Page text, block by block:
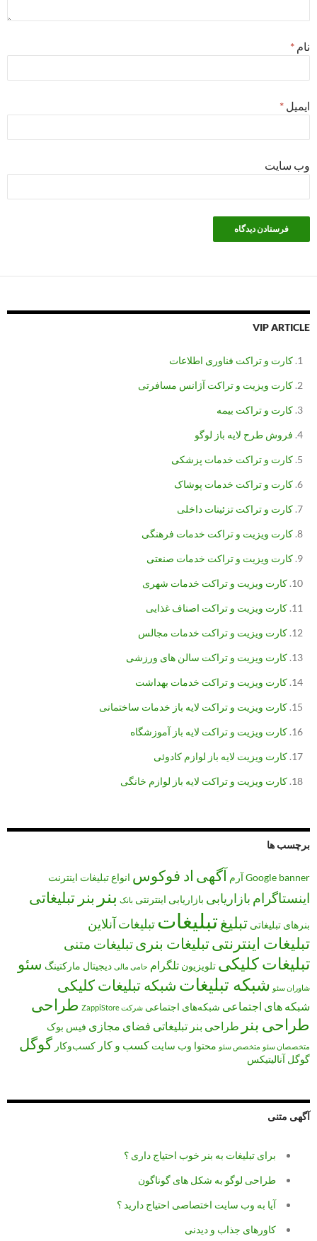
نام *
ایمیل *
وب‌ سایت
VIP ARTICLE
کارت و تراکت فناوری اطلاعات
کارت ویزیت و تراکت آژانس مسافرتی
کارت و تراکت بیمه
فروش طرح لایه باز لوگو
کارت و تراکت خدمات پزشکی
کارت و تراکت خدمات پوشاک
کارت و تراکت تزئینات داخلی
کارت ویزیت و تراکت خدمات فرهنگی
کارت ویزیت و تراکت خدمات صنعتی
کارت ویزیت و تراکت خدمات شهری
کارت ویزیت و تراکت اصناف غذایی
کارت ویزیت و تراکت خدمات مجالس
کارت ویزیت و تراکت سالن های ورزشی
کارت ویزیت و تراکت خدمات بهداشت
کارت ویزیت و تراکت لایه باز خدمات ساختمانی
کارت ویزیت و تراکت لایه باز آموزشگاه
کارت ویزیت لایه باز لوازم کادوئی
کارت ویزیت و تراکت لایه باز لوازم خانگی
برچسب ها
banner
Googleآرم آگهی اد فوکوس انواع تبلیغات اینترنت
اینستاگرام بازاریابی بازاریابی اینترنتی بانک بنر بنر تبلیغاتی
بنرهای تبلیغاتی تبلیغتبلیغاتتبلیغات آنلاین
تبلیغات اینترنتیتبلیغات بنریتبلیغات متنی
تبلیغات کلیکی تلویزیون تلگرام حامی مالی دیجیتال مارکتینگ سئو
شاوران سئو شبکه تبلیغات شبکه تبلیغات کلیکی
شبکه های اجتماعی شبکه‌های اجتماعی شرکت ZappiStore
طراحی
طراحی بنر طراحی بنر تبلیغاتی فضای مجازی فیس بوک
متخصصان سئو متخصص سئو محتوا وب سایت کسب و کار کسب‌وکار گوگل
گوگل آنالیتیکس
آگهی متنی
برای تبلیغات به بنر خوب احتیاج داری ؟
طراحی لوگو به شکل های گوناگون
آیا به وب سایت اختصاصی احتیاج دارید ؟
کاورهای جذاب و دیدنی